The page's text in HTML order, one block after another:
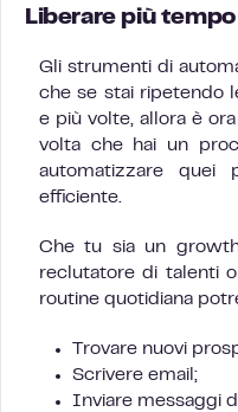
Liberare più tempo
Gli strumenti di
che se stai ripetendo
e più volte, allora è
volta che hai un
automatizzare quei
efficiente.
Che tu sia un
reclutatore di talenti
routine quotidiana
Trovare nuovi
Scrivere email;
Inviare messaggi